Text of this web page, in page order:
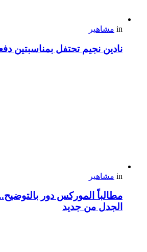
in مشاهير
نادين نجيم تحتفل بمناسبتين
in مشاهير
مطالباً الموركس دور بالتوضيح..
الجدل من جديد